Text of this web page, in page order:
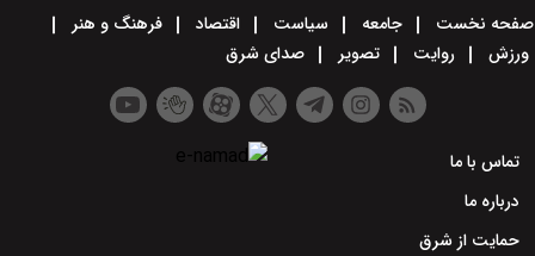
صفحه نخست جامعه سیاست اقتصاد
فرهنگ و هنر
ورزش
روایت تصویر صدای شرق
تماس با ما
درباره ما
حمایت از شرق